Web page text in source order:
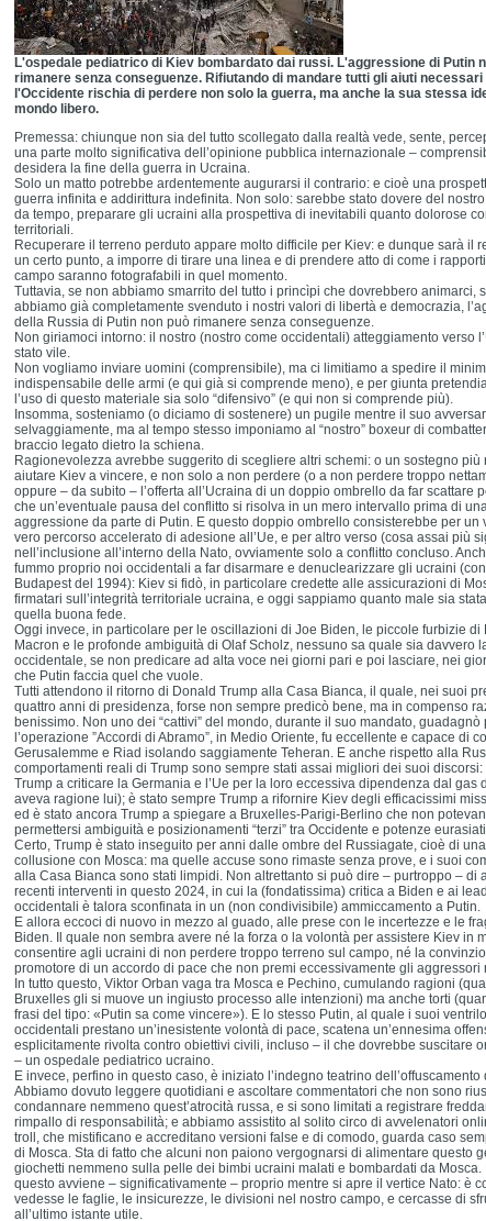
L'ospedale pediatrico di Kiev bombardato dai russi. L'aggressione di Putin
rimanere senza conseguenze. Rifiutando di mandare tutti gli aiuti
l'Occidente rischia di perdere non solo la guerra, ma anche la sua stessa
mondo libero.
Premessa: chiunque non sia del tutto scollegato dalla realtà vede, sente,
una parte molto significativa dell’opinione pubblica internazionale –
desidera la fine della guerra in Ucraina.
Solo un matto potrebbe ardentemente augurarsi il contrario: e cioè una
guerra infinita e addirittura indefinita. Non solo: sarebbe stato dovere del
da tempo, preparare gli ucraini alla prospettiva di inevitabili quanto dolorose
territoriali.
Recuperare il terreno perduto appare molto difficile per Kiev: e dunque sarà il
un certo punto, a imporre di tirare una linea e di prendere atto di come i rapporti
campo saranno fotografabili in quel momento.
Tuttavia, se non abbiamo smarrito del tutto i princìpi che dovrebbero animarci,
abbiamo già completamente svenduto i nostri valori di libertà e democrazia,
della Russia di Putin non può rimanere senza conseguenze.
Non giriamoci intorno: il nostro (nostro come occidentali) atteggiamento verso
stato vile.
Non vogliamo inviare uomini (comprensibile), ma ci limitiamo a spedire il
indispensabile delle armi (e qui già si comprende meno), e per giunta
l’uso di questo materiale sia solo “difensivo” (e qui non si comprende più).
Insomma, sosteniamo (o diciamo di sostenere) un pugile mentre il suo
selvaggiamente, ma al tempo stesso imponiamo al “nostro” boxeur di
braccio legato dietro la schiena.
Ragionevolezza avrebbe suggerito di scegliere altri schemi: o un sostegno più
aiutare Kiev a vincere, e non solo a non perdere (o a non perdere troppo
oppure – da subito – l’offerta all’Ucraina di un doppio ombrello da far scattare
che un’eventuale pausa del conflitto si risolva in un mero intervallo prima di
aggressione da parte di Putin. E questo doppio ombrello consisterebbe per un
vero percorso accelerato di adesione all’Ue, e per altro verso (cosa assai più
nell’inclusione all’interno della Nato, ovviamente solo a conflitto concluso.
fummo proprio noi occidentali a far disarmare e denuclearizzare gli ucraini (con
Budapest del 1994): Kiev si fidò, in particolare credette alle assicurazioni di
firmatari sull’integrità territoriale ucraina, e oggi sappiamo quanto male sia
quella buona fede.
Oggi invece, in particolare per le oscillazioni di Joe Biden, le piccole furbizie di
Macron e le profonde ambiguità di Olaf Scholz, nessuno sa quale sia davvero
occidentale, se non predicare ad alta voce nei giorni pari e poi lasciare, nei
che Putin faccia quel che vuole.
Tutti attendono il ritorno di Donald Trump alla Casa Bianca, il quale, nei suoi
quattro anni di presidenza, forse non sempre predicò bene, ma in compenso
benissimo. Non uno dei “cattivi” del mondo, durante il suo mandato, guadagnò
l’operazione ”Accordi di Abramo”, in Medio Oriente, fu eccellente e capace di
Gerusalemme e Riad isolando saggiamente Teheran. E anche rispetto alla
comportamenti reali di Trump sono sempre stati assai migliori dei suoi discorsi:
Trump a criticare la Germania e l’Ue per la loro eccessiva dipendenza dal gas
aveva ragione lui); è stato sempre Trump a rifornire Kiev degli efficacissimi
ed è stato ancora Trump a spiegare a Bruxelles-Parigi-Berlino che non
permettersi ambiguità e posizionamenti “terzi” tra Occidente e potenze
Certo, Trump è stato inseguito per anni dalle ombre del Russiagate, cioè di
collusione con Mosca: ma quelle accuse sono rimaste senza prove, e i suoi
alla Casa Bianca sono stati limpidi. Non altrettanto si può dire – purtroppo – di
recenti interventi in questo 2024, in cui la (fondatissima) critica a Biden e ai
occidentali è talora sconfinata in un (non condivisibile) ammiccamento a Putin.
E allora eccoci di nuovo in mezzo al guado, alle prese con le incertezze e le
Biden. Il quale non sembra avere né la forza o la volontà per assistere Kiev in
consentire agli ucraini di non perdere troppo terreno sul campo, né la
promotore di un accordo di pace che non premi eccessivamente gli aggressori
In tutto questo, Viktor Orban vaga tra Mosca e Pechino, cumulando ragioni
Bruxelles gli si muove un ingiusto processo alle intenzioni) ma anche torti
frasi del tipo: «Putin sa come vincere»). E lo stesso Putin, al quale i suoi
occidentali prestano un’inesistente volontà di pace, scatena un’ennesima
esplicitamente rivolta contro obiettivi civili, incluso – il che dovrebbe suscitare
– un ospedale pediatrico ucraino.
E invece, perfino in questo caso, è iniziato l’indegno teatrino dell’offuscamento
Abbiamo dovuto leggere quotidiani e ascoltare commentatori che non sono
condannare nemmeno quest’atrocità russa, e si sono limitati a registrare
rimpallo di responsabilità; e abbiamo assistito al solito circo di avvelenatori
troll, che mistificano e accreditano versioni false e di comodo, guarda caso
di Mosca. Sta di fatto che alcuni non paiono vergognarsi di alimentare questo
giochetti nemmeno sulla pelle dei bimbi ucraini malati e bombardati da Mosca.
questo avviene – significativamente – proprio mentre si apre il vertice Nato: è
vedesse le faglie, le insicurezze, le divisioni nel nostro campo, e cercasse di
all’ultimo istante utile.